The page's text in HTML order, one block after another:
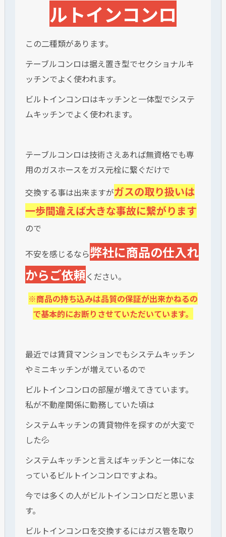
ルトインコンロ
この二種類があります。
テーブルコンロは据え置き型でセクショナルキ
ッチンでよく使われます。
ビルトインコンロはキッチンと一体型でシステ
ムキッチンでよく使われます。
テーブルコンロは技術さえあれば無資格でも専
用のガスホースをガス元栓に繋ぐだけで
交換する事は出来ますがガスの取り扱いは
一歩間違えば大きな事故に繋がります
ので
不安を感じるなら弊社に商品の仕入れ
からご依頼ください。
※商品の持ち込みは品質の保証が出来かねるの
で基本的にお断りさせていただいています。
最近では賃貸マンションでもシステムキッチン
やミニキッチンが増えているので
ビルトインコンロの部屋が増えてきています。
私が不動産関係に勤務していた頃は
システムキッチンの賃貸物件を探すのが大変で
した💦
システムキッチンと言えばキッチンと一体にな
っているビルトインコンロですよね。
今では多くの人がビルトインコンロだと思いま
す。
ビルトインコンロを交換するにはガス管を取り